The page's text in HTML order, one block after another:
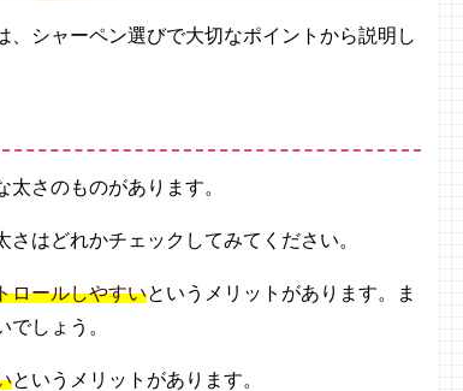
シャーペン選びで大切なポイントから説明し
さのものがあります。
はどれかチェックしてみてください。
ロールしやすいというメリットがあります。ま
しょう。
というメリットがあります。